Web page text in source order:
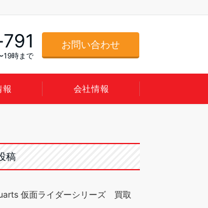
19時まで
お問い合わせ
報 会社情報
稿
仮面ライダーシリーズ 買取